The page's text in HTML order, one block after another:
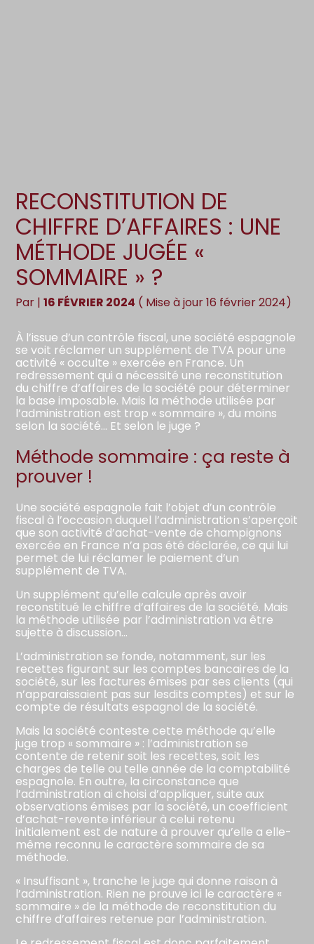
RECONSTITUTION DE
CHIFFRE D’AFFAIRES : UNE
MÉTHODE JUGÉE «
SOMMAIRE » ?
Par |16 FÉVRIER 2024 ( Mise à jour 16 février 2024)
À l’issue d’un contrôle fiscal, une société espagnole
se voit réclamer un supplément de TVA pour une
activité « occulte » exercée en France. Un
redressement qui a nécessité une reconstitution
du chiffre d’affaires de la société pour déterminer
la base imposable. Mais la méthode utilisée par
l’administration est trop « sommaire », du moins
selon la société… Et selon le juge ?
Méthode sommaire : ça reste à
prouver !
Une société espagnole fait l’objet d’un contrôle
fiscal à l’occasion duquel l’administration s’aperçoit
que son activité d’achat-vente de champignons
exercée en France n’a pas été déclarée, ce qui lui
permet de lui réclamer le paiement d’un
supplément de TVA.
Un supplément qu’elle calcule après avoir
reconstitué le chiffre d’affaires de la société. Mais
la méthode utilisée par l’administration va être
sujette à discussion…
L’administration se fonde, notamment, sur les
recettes figurant sur les comptes bancaires de la
société, sur les factures émises par ses clients (qui
n’apparaissaient pas sur lesdits comptes) et sur le
compte de résultats espagnol de la société.
Mais la société conteste cette méthode qu’elle
juge trop « sommaire » : l’administration se
contente de retenir soit les recettes, soit les
charges de telle ou telle année de la comptabilité
espagnole. En outre, la circonstance que
l’administration ai choisi d’appliquer, suite aux
observations émises par la société, un coefficient
d’achat-revente inférieur à celui retenu
initialement est de nature à prouver qu’elle a elle-
même reconnu le caractère sommaire de sa
méthode.
« Insuffisant », tranche le juge qui donne raison à
l’administration. Rien ne prouve ici le caractère «
sommaire » de la méthode de reconstitution du
chiffre d’affaires retenue par l’administration.